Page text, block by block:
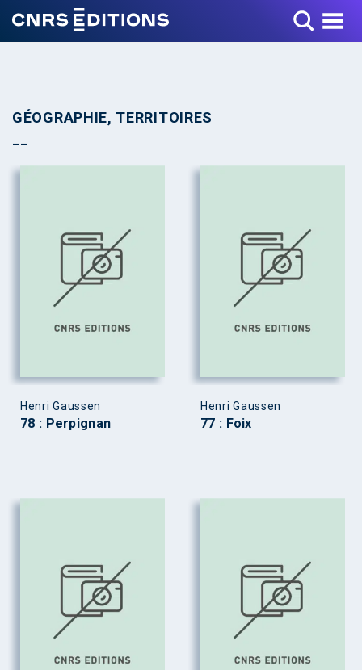
Toggle Menu
GÉOGRAPHIE, TERRITOIRES
Henri Gaussen
78 : Perpignan
Henri Gaussen
77 : Foix